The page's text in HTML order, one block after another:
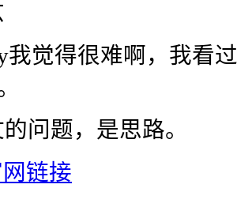
我觉得很难啊，我看
问题，是思路。
链接